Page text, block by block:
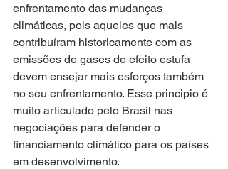
enfrentamento das mudanças
climáticas, pois aqueles que mais
contribuíram historicamente com as
emissões de gases de efeito estufa
devem ensejar mais esforços também
no seu enfrentamento. Esse principio é
muito articulado pelo Brasil nas
negociações para defender o
financiamento climático para os países
em desenvolvimento.